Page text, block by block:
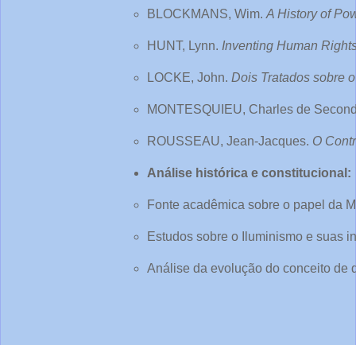
BLOCKMANS, Wim. A History of
HUNT, Lynn. Inventing Human
LOCKE, John. Dois Tratados sobre
MONTESQUIEU, Charles de
ROUSSEAU, Jean-Jacques. O
Análise histórica e constitucional:
Fonte acadêmica sobre o papel da
Estudos sobre o Iluminismo e suas
Análise da evolução do conceito de